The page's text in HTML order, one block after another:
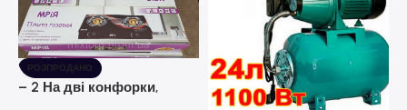
РОЗПРОДАНО
– 2 На дві конфорки,